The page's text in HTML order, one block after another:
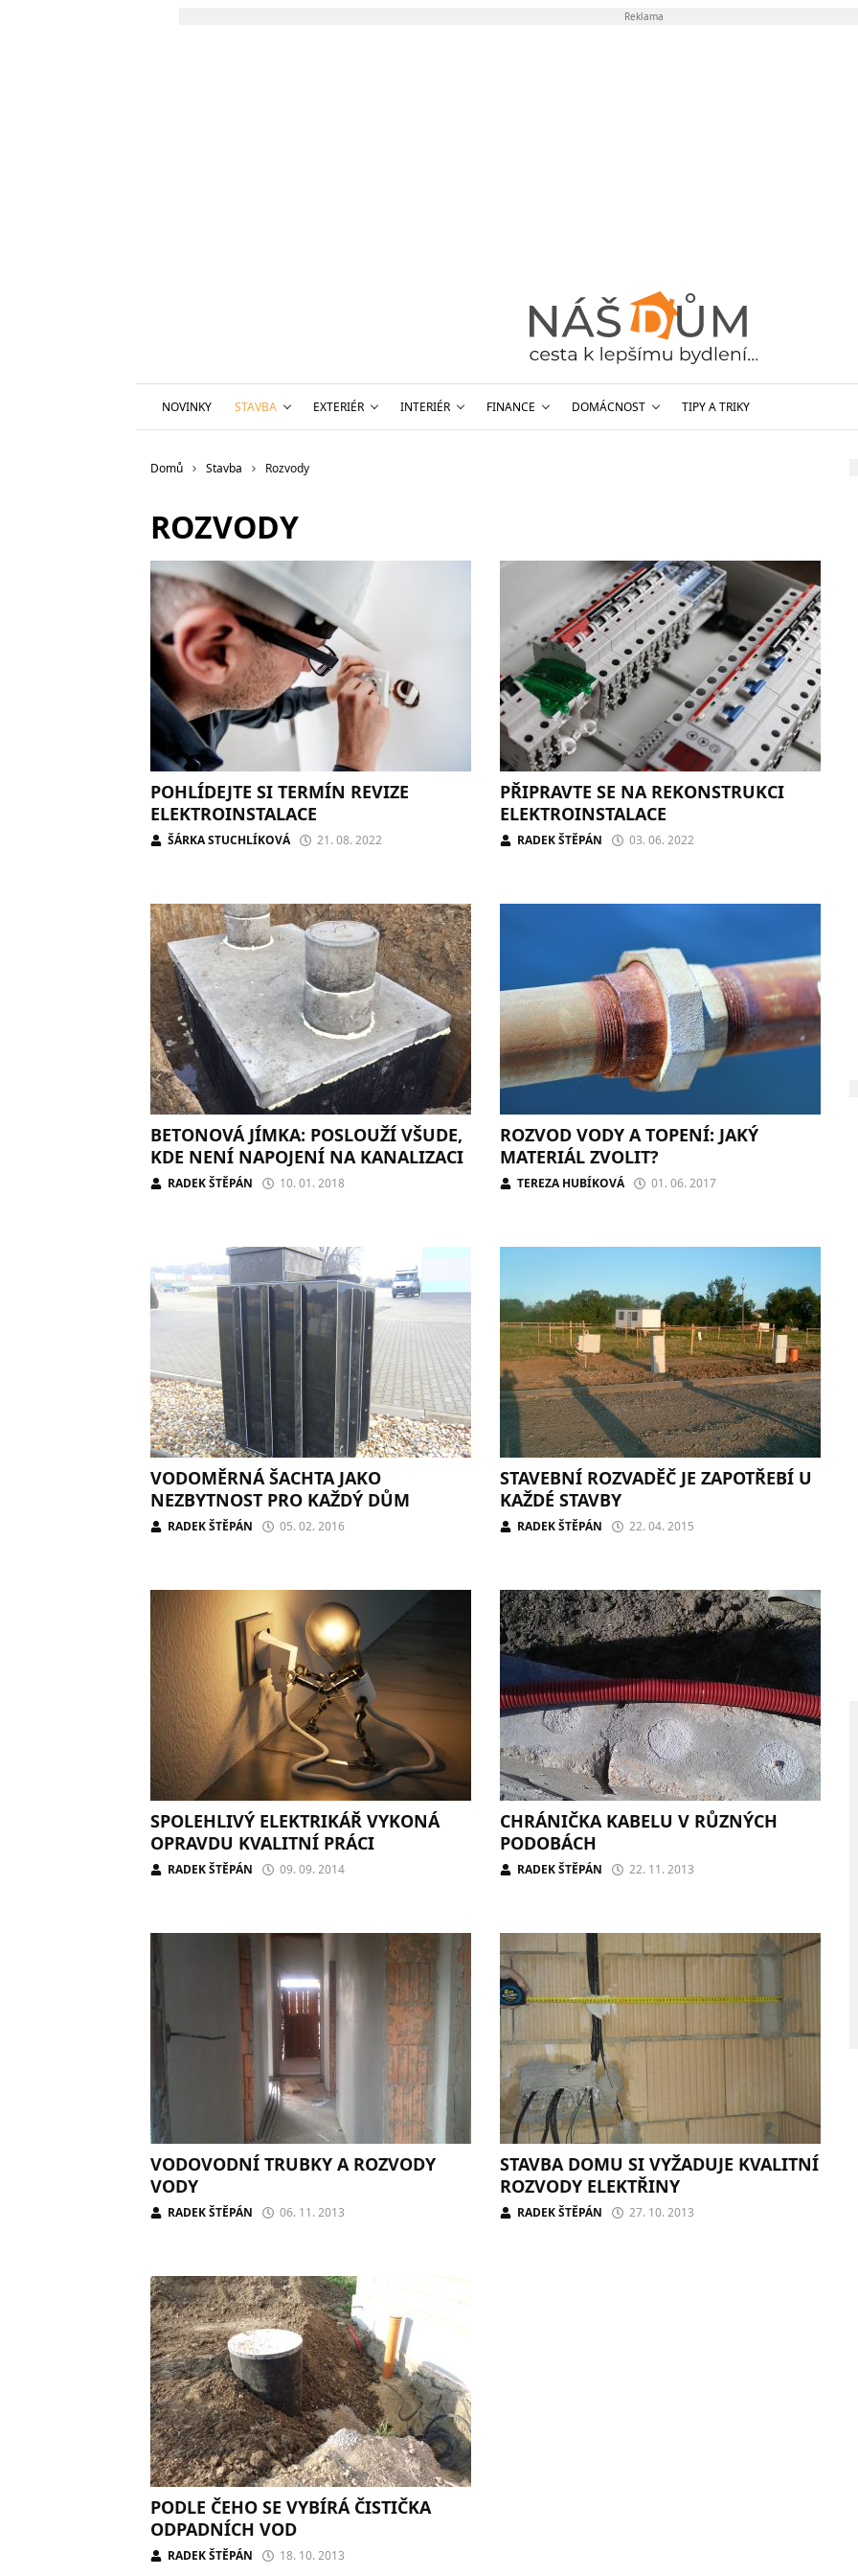
Reklama
NOVINKY STAVBA EXTERIÉR INTERIÉR FINANCE DOMÁCNOST TIPY A TRIKY
Domů Stavba Rozvody
ROZVODY
POHLÍDEJTE SI TERMÍN REVIZE
ELEKTROINSTALACE
ŠÁRKA STUCHLÍKOVÁ 21. 08. 2022
PŘIPRAVTE SE NA REKONSTRUKCI
ELEKTROINSTALACE
RADEK ŠTĚPÁN 03. 06. 2022
BETONOVÁ JÍMKA: POSLOUŽÍ VŠUDE,
KDE NENÍ NAPOJENÍ NA KANALIZACI
RADEK ŠTĚPÁN 10. 01. 2018
ROZVOD VODY A TOPENÍ: JAKÝ
MATERIÁL ZVOLIT?
TEREZA HUBÍKOVÁ 01. 06. 2017
VODOMĚRNÁ ŠACHTA JAKO
NEZBYTNOST PRO KAŽDÝ DŮM
RADEK ŠTĚPÁN 05. 02. 2016
STAVEBNÍ ROZVADĚČ JE ZAPOTŘEBÍ U
KAŽDÉ STAVBY
RADEK ŠTĚPÁN 22. 04. 2015
SPOLEHLIVÝ ELEKTRIKÁŘ VYKONÁ
OPRAVDU KVALITNÍ PRÁCI
RADEK ŠTĚPÁN 09. 09. 2014
CHRÁNIČKA KABELU V RŮZNÝCH
PODOBÁCH
RADEK ŠTĚPÁN 22. 11. 2013
VODOVODNÍ TRUBKY A ROZVODY
VODY
RADEK ŠTĚPÁN 06. 11. 2013
STAVBA DOMU SI VYŽADUJE KVALITNÍ
ROZVODY ELEKTŘINY
RADEK ŠTĚPÁN 27. 10. 2013
PODLE ČEHO SE VYBÍRÁ ČISTIČKA
ODPADNÍCH VOD
RADEK ŠTĚPÁN 18. 10. 2013